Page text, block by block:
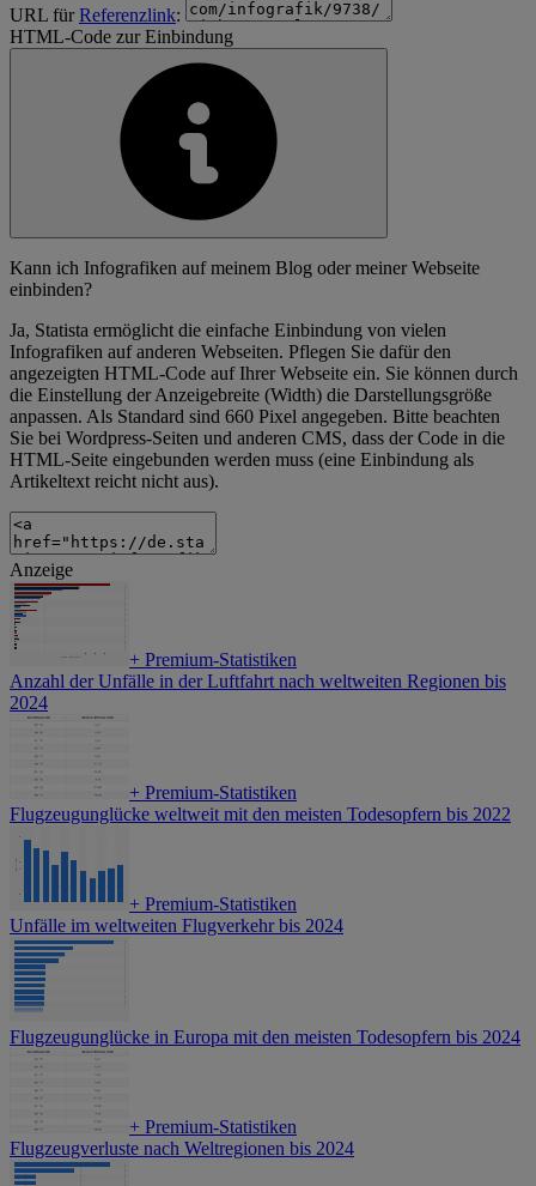
URL fürReferenzlink:
HTML-Code zur Einbindung
Kann ich Infografiken auf meinem Blog oder meiner Webseite
einbinden?
Ja, Statista ermöglicht die einfache Einbindung von vielen
Infografiken auf anderen Webseiten. Pflegen Sie dafür den
angezeigten HTML-Code auf Ihrer Webseite ein. Sie können durch
die Einstellung der Anzeigebreite (Width) die Darstellungsgröße
anpassen. Als Standard sind 660 Pixel angegeben. Bitte beachten
Sie bei Wordpress-Seiten und anderen CMS, dass der Code in die
HTML-Seite eingebunden werden muss (eine Einbindung als
Artikeltext reicht nicht aus).
Anzeige
+ Premium-Statistiken
Anzahl der Unfälle in der Luftfahrt nach weltweiten Regionen bis
2024
+ Premium-Statistiken
Flugzeugunglücke weltweit mit den meisten Todesopfern bis 2022
+ Premium-Statistiken
Unfälle im weltweiten Flugverkehr bis 2024
Flugzeugunglücke in Europa mit den meisten Todesopfern bis 2024
+ Premium-Statistiken
Flugzeugverluste nach Weltregionen bis 2024